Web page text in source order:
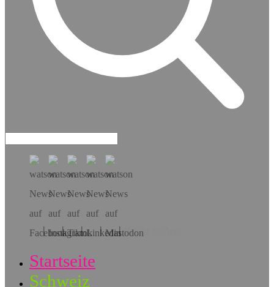
Hol dir die App!
Startseite
Schweiz